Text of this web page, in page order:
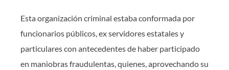
Esta organización criminal estaba conformada por
funcionarios públicos, ex servidores estatales y
particulares con antecedentes de haber participado
en maniobras fraudulentas, quienes, aprovechando su